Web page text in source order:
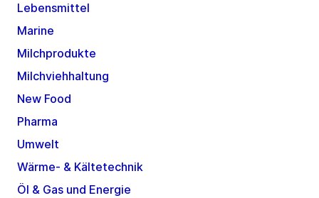
Lebensmittel
Marine
Milchprodukte
Milchviehhaltung
New Food
Pharma
Umwelt
Wärme- & Kältetechnik
Öl & Gas und Energie